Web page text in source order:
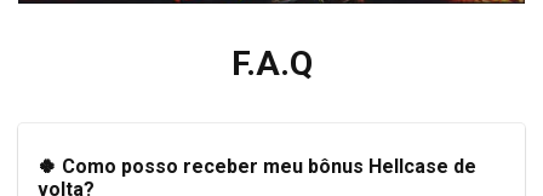
F.A.Q
🍀 Como posso receber meu bônus Hellcase de
volta?